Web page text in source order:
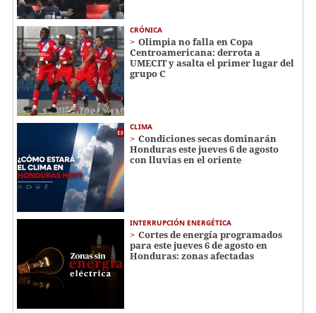
CRÓNICA
Olimpia no falla en Copa
Centroamericana: derrota a
UMECIT y asalta el primer lugar del
grupo C
CLIMA
Condiciones secas dominarán
Honduras este jueves 6 de agosto
con lluvias en el oriente
INTERRUPCIÓN ENERGÉTICA
Cortes de energía programados
para este jueves 6 de agosto en
Honduras: zonas afectadas